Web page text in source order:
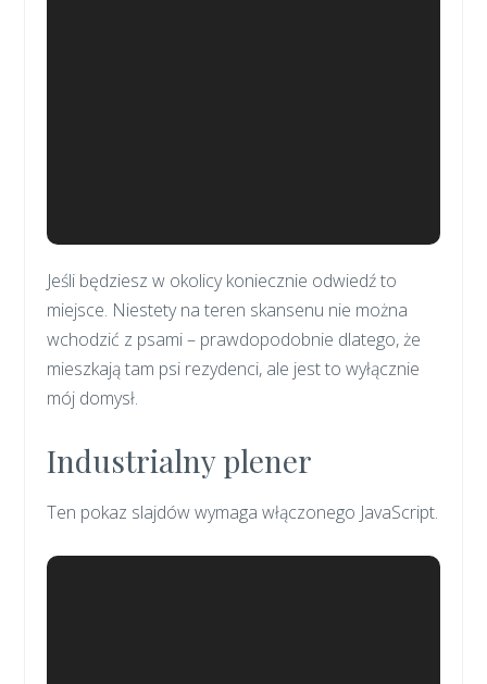
Jeśli będziesz w okolicy koniecznie odwiedź to
miejsce. Niestety na teren skansenu nie można
wchodzić z psami – prawdopodobnie dlatego, że
mieszkają tam psi rezydenci, ale jest to wyłącznie
mój domysł.
Industrialny plener
Ten pokaz slajdów wymaga włączonego JavaScript.